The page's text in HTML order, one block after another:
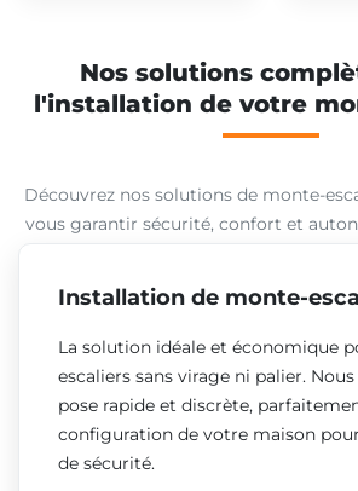
Nos solutions
l'installation de votre
Découvrez nos solutions de monte-
vous garantir sécurité, confort et
Installation de monte-
La solution idéale et économique
escaliers sans virage ni palier.
pose rapide et discrète,
configuration de votre maison
de sécurité.